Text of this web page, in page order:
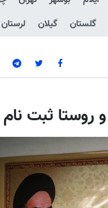
گلستان گیلان لرستان